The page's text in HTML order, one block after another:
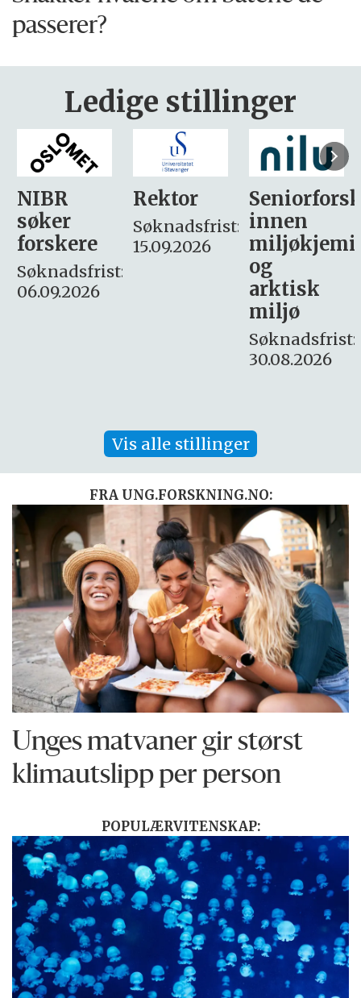
passerer?
Ledige stillinger
Rektor
Søknadsfrist:
15.09.2026
Seniorforsker
innen
miljøkjemi
søker
– fast
Søknadsfrist:
16. august.
Vis alle stillinger
FRA UNG.FORSKNING.NO:
Unges matvaner gir størst
klimautslipp per person
POPULÆRVITENSKAP: